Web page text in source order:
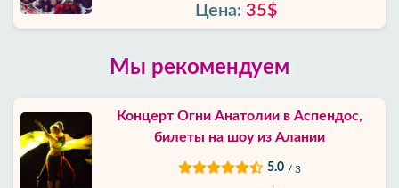
Цена: 35$
Мы рекомендуем
Концерт Огни Анатолии в Аспендос,
билеты на шоу из Алании
5.0 / 3